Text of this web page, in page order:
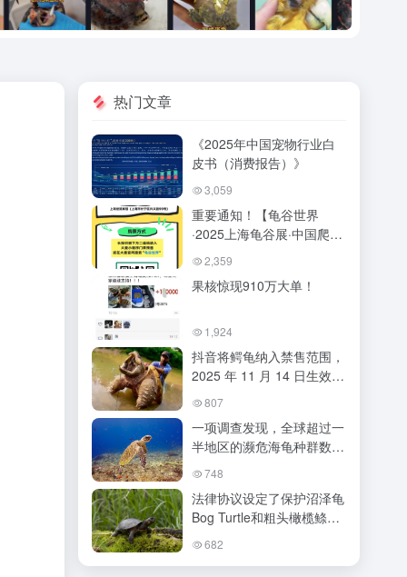
热门文章
《2025年中国宠物行业白
皮书（消费报告）》
3,059
重要通知！【龟谷世界
·2025上海龟谷展·中国爬宠
狂欢节】搬入新展馆啦！买
票方式！8月9日到11日
2,359
果核惊现910万大单！
1,924
抖音将鳄龟纳入禁售范围，
2025 年 11 月 14 日生效，
商家【发布平台禁止商品/
807
一项调查发现，全球超过一
半地区的濒危海龟种群数量
出现恢复迹象
748
法律协议设定了保护沼泽龟
Bog Turtle和粗头橄榄鲦鱼
Roughhead Shiner的最后
682